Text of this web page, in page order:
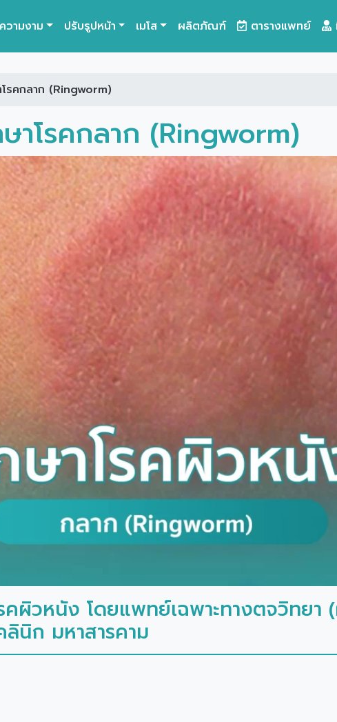
ความงาม ปรับรูปหน้า เมโส ผลิตภัณฑ์ ตารางแพทย์
รคกลาก (Ringworm)
าโรคกลาก (Ringworm)
ผิวหนัง โดยแพทย์เฉพาะทางตจวิทยา
นิก มหาสารคาม